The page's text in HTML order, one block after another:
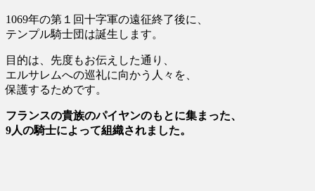
1069年の第１回十字軍の遠征終了後に、
テンプル騎士団は誕生します。
目的は、先度もお伝えした通り、
エルサレムへの巡礼に向かう人々を、
保護するためです。
フランスの貴族のパイヤンのもとに集まった、
9人の騎士によって組織されました。